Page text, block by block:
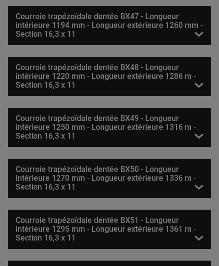
Courroie trapézoïdale dentée BX47 - Longueur
intérieure 1194 mm - Longueur extérieure 1260 mm -
Section 16,3 x 11
Courroie trapézoïdale dentée BX48 - Longueur
intérieure 1220 mm - Longueur extérieure 1286 m -
Section 16,3 x 11
Courroie trapézoïdale dentée BX49 - Longueur
intérieure 1250 mm - Longueur extérieure 1316 m -
Section 16,3 x 11
Courroie trapézoïdale dentée BX50 - Longueur
intérieure 1270 mm - Longueur extérieure 1336 m -
Section 16,3 x 11
Courroie trapézoïdale dentée BX51 - Longueur
intérieure 1295 mm - Longueur extérieure 1361 m -
Section 16,3 x 11